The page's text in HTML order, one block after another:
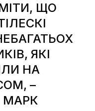
ЩО
ЯКІ
НА
–
МАРК